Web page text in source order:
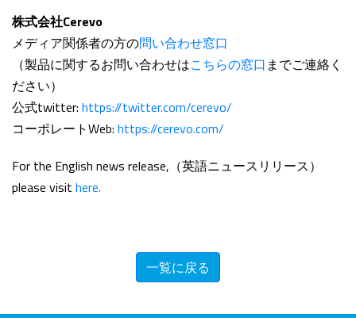
株式会社Cerevo
メディア関係者の方の問い合わせ窓口
（製品に関するお問い合わせはこちらの窓口 までご連絡く
ださい）
公式twitter: https://twitter.com/cerevo/
コーポレートWeb: https://cerevo.com/
For the English news release,（英語ニュースリリース）
please visit here.
一覧に戻る